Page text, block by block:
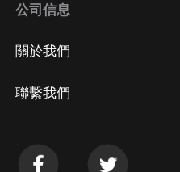
公司信息
關於我們
聯繫我們